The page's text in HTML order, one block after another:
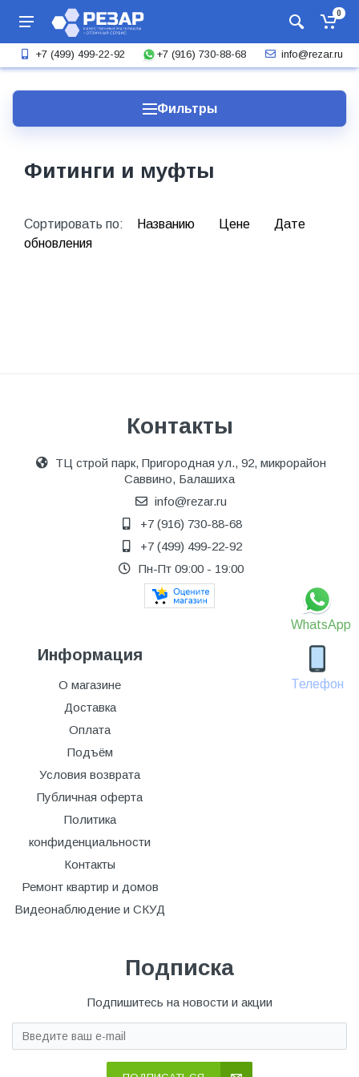
WhatsApp
Телефон
0
+7 (499) 499-22-92 +7 (916) 730-88-68 info@rezar.ru
Фильтры
Фитинги и муфты
Сортировать по: Названию Цене
Дате
обновления
Контакты
ТЦ строй парк, Пригородная ул., 92, микрорайон
Саввино, Балашиха
info@rezar.ru
+7 (916) 730-88-68
+7 (499) 499-22-92
Пн-Пт 09:00 - 19:00
Информация
О магазине
Доставка
Оплата
Подъём
Условия возврата
Публичная оферта
Политика
конфиденциальности
Контакты
Ремонт квартир и домов
Видеонаблюдение и СКУД
Подписка
Подпишитесь на новости и акции